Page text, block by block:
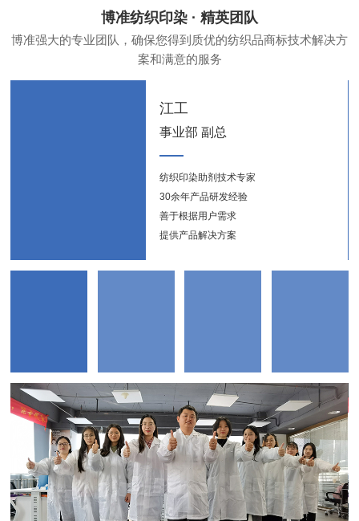
博准纺织印染 · 精英团队
博准强大的专业团队，确保您得到质优的纺织品商标技术解决方
案和满意的服务
江工
事业部 副总
纺织印染助剂技术专家
30余年产品研发经验
善于根据用户需求
提供产品解决方案